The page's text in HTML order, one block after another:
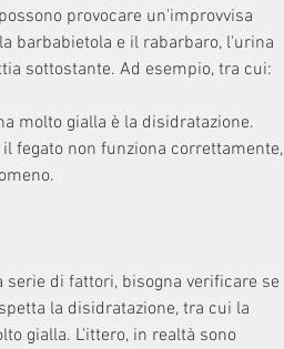
provocare un'improvvisa
barbabietola e il rabarbaro, l'urina
sottostante. Ad esempio, tra cui:
molto gialla è la disidratazione.
fegato non funziona correttamente,
di fattori, bisogna verificare se
la disidratazione, tra cui la
gialla. L'ittero, in realtà sono